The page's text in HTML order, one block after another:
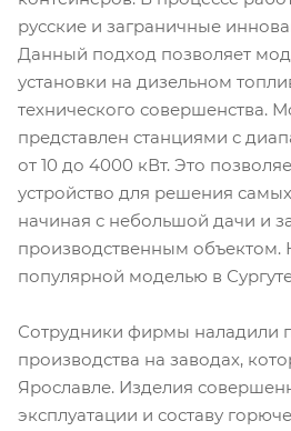
русские и заграничные
Данный подход позволяет
установки на дизельном
технического совершенства.
представлен станциями с
от 10 до 4000 кВт. Это
устройство для решения
начиная с небольшой дачи и
производственным объектом.
популярной моделью в
Сотрудники фирмы наладили
производства на заводах,
Ярославле. Изделия
эксплуатации и составу